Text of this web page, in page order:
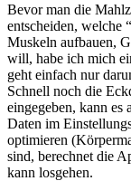
Bevor man die
entscheiden, welche
Muskeln aufbauen,
will, habe ich mich
geht einfach nur
Schnell noch die
eingegeben, kann es
Daten im
optimieren
sind, berechnet die
kann losgehen.